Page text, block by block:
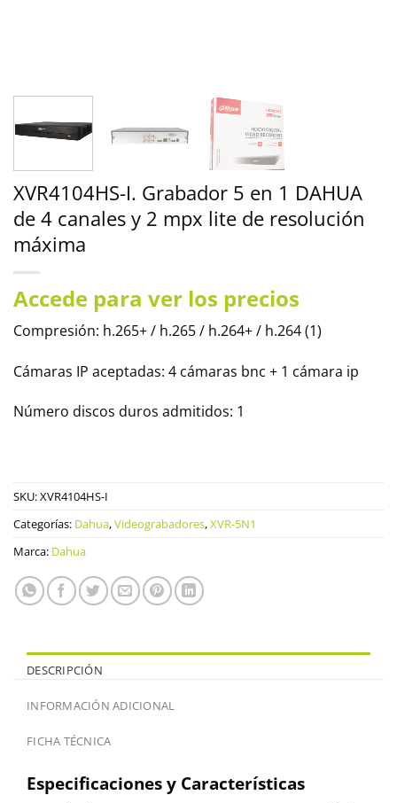
XVR4104HS-I. Grabador 5 en 1 DAHUA
de 4 canales y 2 mpx lite de resolución
máxima
Accede para ver los precios
Compresión: h.265+ / h.265 / h.264+ / h.264 (1)
Cámaras IP aceptadas: 4 cámaras bnc + 1 cámara ip
Número discos duros admitidos: 1
SKU:XVR4104HS-I
Categorías: Dahua,Videograbadores,XVR-5N1
Marca: Dahua
DESCRIPCIÓN
INFORMACIÓN ADICIONAL
FICHA TÉCNICA
Especificaciones y Características